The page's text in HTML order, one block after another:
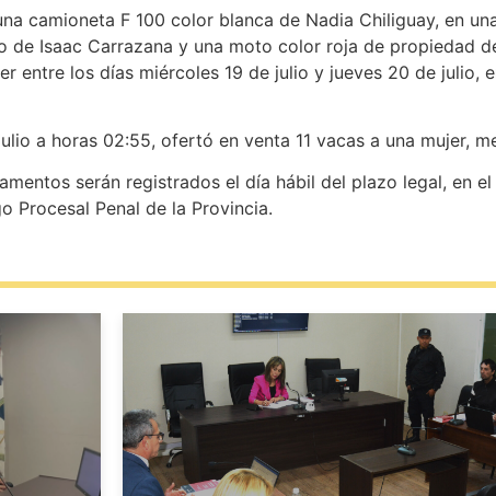
camioneta F 100 color blanca de Nadia Chiliguay, en
Isaac Carrazana y una moto color roja de propiedad
entre los días miércoles 19 de julio y jueves 20 de julio,
a horas 02:55, ofertó en venta 11 vacas a una mujer,
serán registrados el día hábil del plazo legal, en
Procesal Penal de la Provincia.